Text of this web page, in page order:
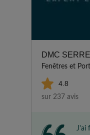
DMC SERRE
Fenêtres et
4.8
sur 237 avis
J'ai